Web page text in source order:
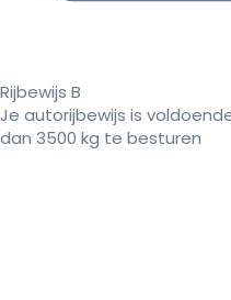
Rijbewijs B
Je autorijbewijs is
dan 3500 kg te besturen